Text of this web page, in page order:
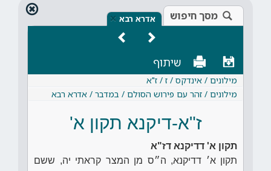
מסך חיפוש אדרא רבא ×
שיתוף
מילונים / אינדקס / ז / ז"א
מילונים / זהר עם פירוש הסולם / במדבר / אדרא רבא
ז"א-דיקנא תקון א'
תקון א' דדיקנא דז"א
תקון א׳ דדיקנא, ה״ס מן המצר קראתי יה, ששם